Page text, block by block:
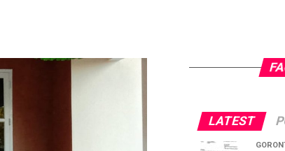
LATEST